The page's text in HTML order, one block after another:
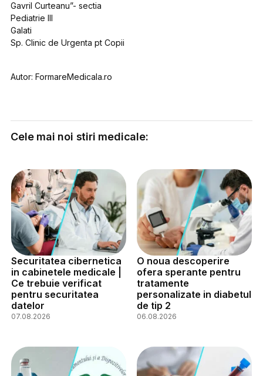
Gavril Curteanu”- sectia
Pediatrie III
Galati
Sp. Clinic de Urgenta pt Copii
Autor: FormareMedicala.ro
Cele mai noi stiri medicale:
Securitatea cibernetica
in cabinetele medicale |
Ce trebuie verificat
pentru securitatea
datelor
07.08.2026
O noua descoperire
ofera sperante pentru
tratamente
personalizate in diabetul
de tip 2
06.08.2026